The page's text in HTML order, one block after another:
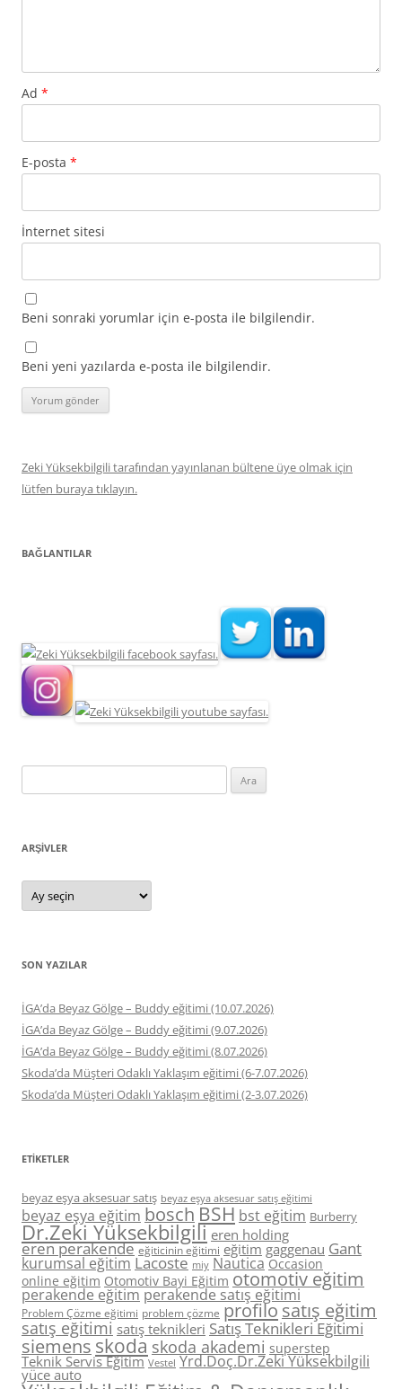
Ad *
E-posta *
İnternet sitesi
Beni sonraki yorumlar için e-posta ile bilgilendir.
Beni yeni yazılarda e-posta ile bilgilendir.
Zeki Yüksekbilgili tarafından yayınlanan bültene üye olmak için
lütfen buraya tıklayın.
BAĞLANTILAR
ARŞIVLER
Arşivler
SON YAZILAR
İGA’da Beyaz Gölge – Buddy eğitimi (10.07.2026)
İGA’da Beyaz Gölge – Buddy eğitimi (9.07.2026)
İGA’da Beyaz Gölge – Buddy eğitimi (8.07.2026)
Skoda’da Müşteri Odaklı Yaklaşım eğitimi (6-7.07.2026)
Skoda’da Müşteri Odaklı Yaklaşım eğitimi (2-3.07.2026)
ETIKETLER
beyaz eşya aksesuar satış beyaz eşya aksesuar satış eğitimi
beyaz eşya eğitim boschBSH bst eğitim Burberry
Dr.Zeki Yüksekbilgili eren holding
eren perakende eğiticinin eğitimi eğitim gaggenau Gant
kurumsal eğitim Lacoste miy Nautica Occasion
online eğitim Otomotiv Bayi Eğitim otomotiv eğitim
perakende eğitimperakende satış eğitimi
Problem Çözme eğitimi problem çözme profilosatış eğitim
satış eğitimi satış teknikleri Satış Teknikleri Eğitimi
siemensskoda skoda akademi superstep
Teknik Servis Eğitim Vestel Yrd.Doç.Dr.Zeki Yüksekbilgili
yüce auto